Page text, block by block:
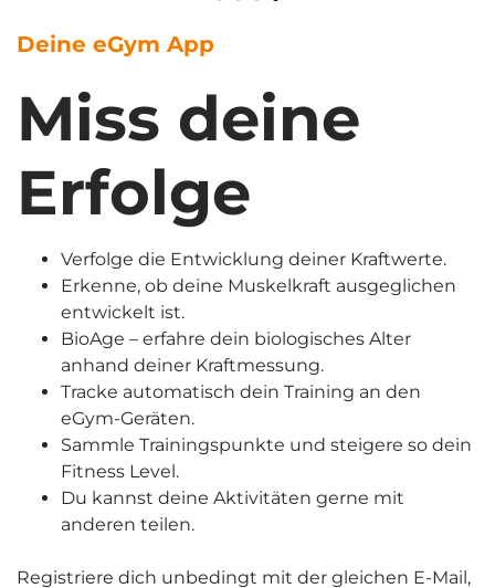
Deine eGym App
Miss deine
Erfolge
Verfolge die Entwicklung deiner Kraftwerte.
Erkenne, ob deine Muskelkraft ausgeglichen
entwickelt ist.
BioAge – erfahre dein biologisches Alter
anhand deiner Kraftmessung.
Tracke automatisch dein Training an den
eGym-Geräten.
Sammle Trainingspunkte und steigere so dein
Fitness Level.
Du kannst deine Aktivitäten gerne mit
anderen teilen.
Registriere dich unbedingt mit der gleichen E-Mail,